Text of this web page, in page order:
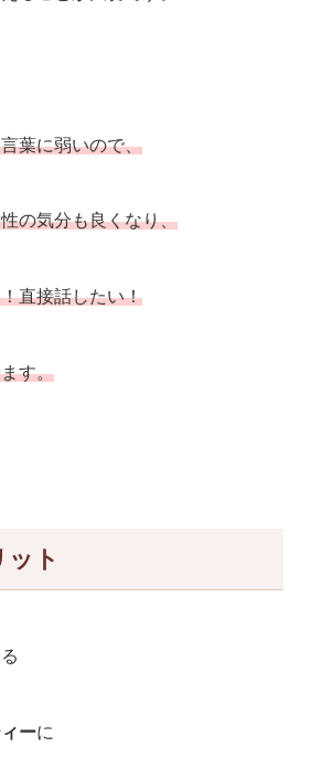
葉に弱いので、
の気分も良くなり、
直接話したい！
す。
ト
ーに